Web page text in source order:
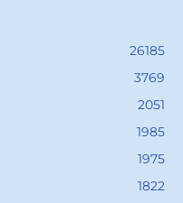
26185
3769
2051
1985
1975
1822